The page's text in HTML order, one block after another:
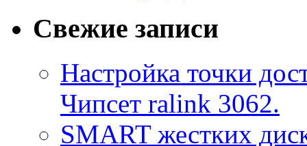
Свежие записи
Настройка точки
Чипсет ralink 3062.
SMART жестких